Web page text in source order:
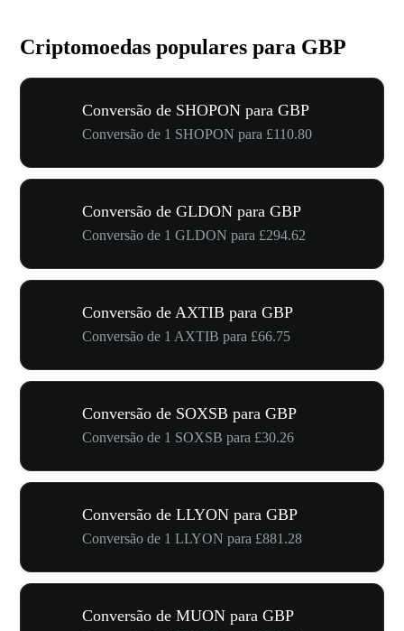
Criptomoedas populares para GBP
Conversão de SHOPON para GBP
Conversão de 1 SHOPON para £110.80
Conversão de GLDON para GBP
Conversão de 1 GLDON para £294.62
Conversão de AXTIB para GBP
Conversão de 1 AXTIB para £66.75
Conversão de SOXSB para GBP
Conversão de 1 SOXSB para £30.26
Conversão de LLYON para GBP
Conversão de 1 LLYON para £881.28
Conversão de MUON para GBP